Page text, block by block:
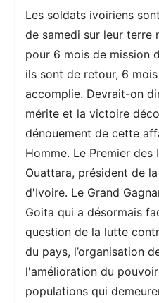
Les soldats ivoiriens
de samedi sur leur terre
pour 6 mois de mission
ils sont de retour, 6
accomplie. Devrait-on
mérite et la victoire
dénouement de cette
Homme. Le Premier des
Ouattara, président de
d'Ivoire. Le Grand
Goita qui a désormais
question de la lutte
du pays, l’organisation
l'amélioration du
populations qui